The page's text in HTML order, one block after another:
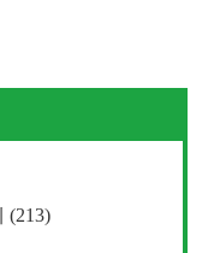
(213)